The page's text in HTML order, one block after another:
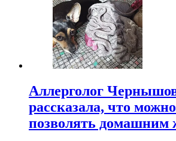
Аллерголог
рассказала, что
позволять